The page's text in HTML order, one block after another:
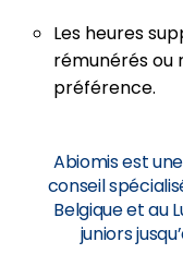
Les heures
rémunérés ou
préférence.
Abiomis est
conseil
Belgique et au
juniors